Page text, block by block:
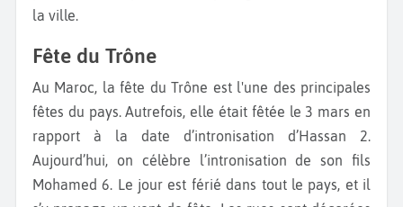
la ville.
Fête du Trône
Au Maroc, la fête du Trône est l'une des principales
fêtes du pays. Autrefois, elle était fêtée le 3 mars en
rapport à la date d’intronisation d’Hassan 2.
Aujourd’hui, on célèbre l’intronisation de son fils
Mohamed 6. Le jour est férié dans tout le pays, et il